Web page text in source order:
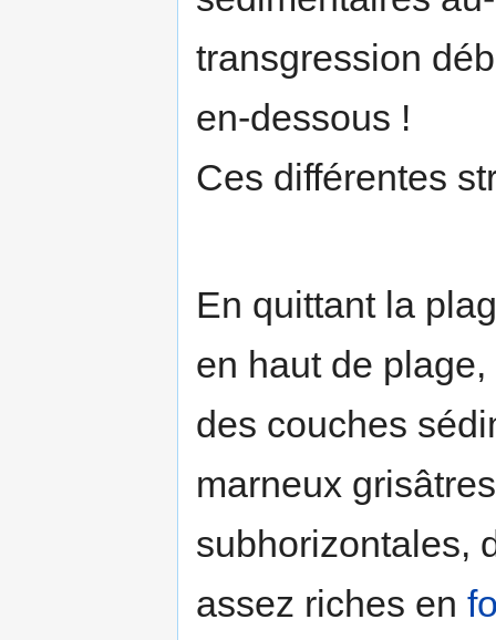
transgression
en-dessous !
Ces différentes
En quittant la
en haut de
des couches
marneux
subhorizontales,
assez riches en